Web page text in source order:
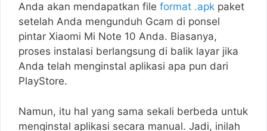
Anda akan mendapatkan file format .apk paket
setelah Anda mengunduh Gcam di ponsel
pintar Xiaomi Mi Note 10 Anda. Biasanya,
proses instalasi berlangsung di balik layar jika
Anda telah menginstal aplikasi apa pun dari
PlayStore.
Namun, itu hal yang sama sekali berbeda untuk
menginstal aplikasi secara manual. Jadi, inilah